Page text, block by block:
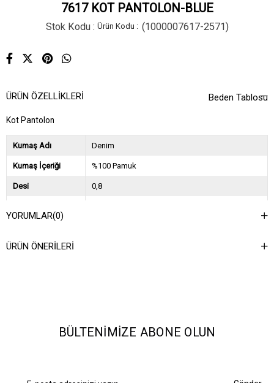
7617 KOT PANTOLON-BLUE
Stok Kodu (1000007617-2571)
Beden Tablosu
ÜRÜN ÖZELLIKLERI
Kot Pantolon
Kumaş Adı Denim
Kumaş İçeriği %100 Pamuk
Desi 0,8
Asorti Bilgisi
YORUMLAR(0)
ÜRÜN ÖNERILERI
BÜLTENIMIZE ABONE OLUN